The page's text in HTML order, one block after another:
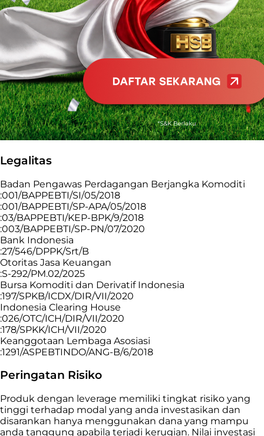
Legalitas
Badan Pengawas Perdagangan Berjangka Komoditi
:001/BAPPEBTI/SI/05/2018
:001/BAPPEBTI/SP-APA/05/2018
:03/BAPPEBTI/KEP-BPK/9/2018
:003/BAPPEBTI/SP-PN/07/2020
Bank Indonesia
:27/546/DPPK/Srt/B
Otoritas Jasa Keuangan
:S-292/PM.02/2025
Bursa Komoditi dan Derivatif Indonesia
:197/SPKB/ICDX/DIR/VII/2020
Indonesia Clearing House
:026/OTC/ICH/DIR/VII/2020
:178/SPKK/ICH/VII/2020
Keanggotaan Lembaga Asosiasi
:1291/ASPEBTINDO/ANG-B/6/2018
Peringatan Risiko
Produk dengan leverage memiliki tingkat risiko yang
tinggi terhadap modal yang anda investasikan dan
disarankan hanya menggunakan dana yang mampu
anda tanggung apabila terjadi kerugian. Nilai investasi